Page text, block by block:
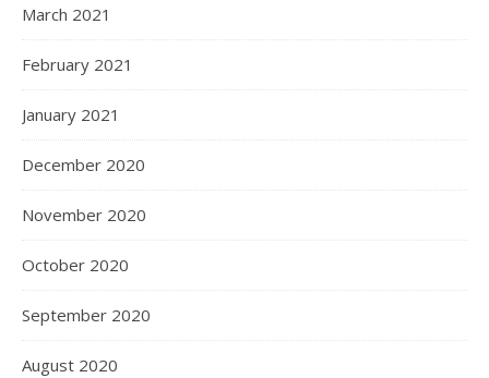
March 2021
February 2021
January 2021
December 2020
November 2020
October 2020
September 2020
August 2020